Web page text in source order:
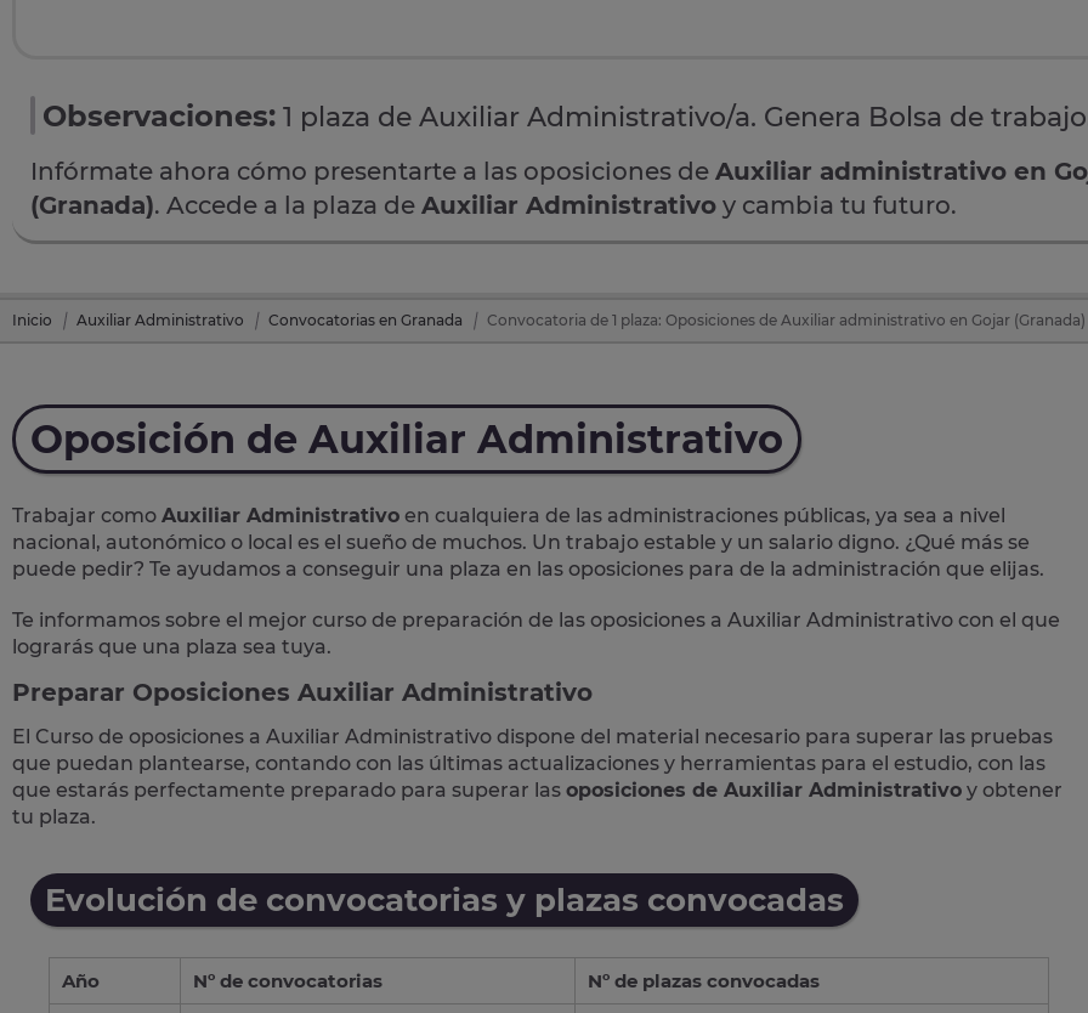
Observaciones: 1 plaza de Auxiliar Administrativo/a. Genera Bolsa de
Infórmate ahora cómo presentarte a las oposiciones de Auxiliar administrativo en
(Granada). Accede a la plaza de Auxiliar Administrativo y cambia tu futuro.
Inicio Auxiliar Administrativo Convocatorias en Granada Convocatoria de 1 plaza: Oposiciones de Auxiliar administrativo en Gojar (Granada)
Oposición de Auxiliar Administrativo
Trabajar como Auxiliar Administrativo en cualquiera de las administraciones públicas, ya sea a nivel
nacional, autonómico o local es el sueño de muchos. Un trabajo estable y un salario digno. ¿Qué más se
puede pedir? Te ayudamos a conseguir una plaza en las oposiciones para de la administración que elijas.
Te informamos sobre el mejor curso de preparación de las oposiciones a Auxiliar Administrativo con el que
lograrás que una plaza sea tuya.
Preparar Oposiciones Auxiliar Administrativo
El Curso de oposiciones a Auxiliar Administrativo dispone del material necesario para superar las pruebas
que puedan plantearse, contando con las últimas actualizaciones y herramientas para el estudio, con las
que estarás perfectamente preparado para superar las oposiciones de Auxiliar Administrativo y obtener
tu plaza.
Evolución de convocatorias y plazas convocadas
Año Nº de convocatorias
Nº de plazas convocadas